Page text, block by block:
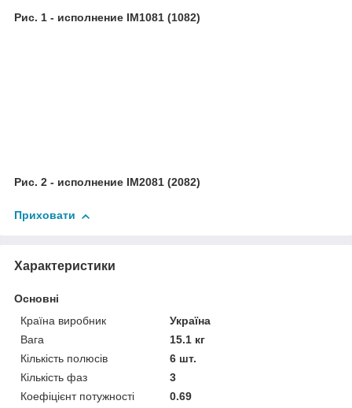
Рис. 1 - исполнение IM1081 (1082)
Рис. 2 - исполнение IM2081 (2082)
Приховати
Характеристики
Основні
Країна виробник
Україна
Вага
15.1 кг
Кількість полюсів
6 шт.
Кількість фаз
3
Коефіцієнт потужності
0.69